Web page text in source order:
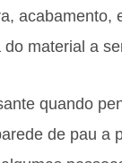
acabamento,
material a
quando
de pau